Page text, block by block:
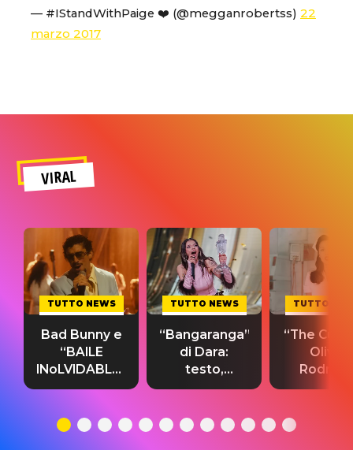
— #IStandWithPaige ❤️ (@megganrobertss) 22
marzo 2017
VIRAL
TUTTO NEWS
Bad Bunny e
“BAILE
INoLVIDABLE”:
testo,
significato
TUTTO NEWS
“Bangaranga”
di Dara:
testo,
traduzione e
del singolo
TUTTO
“The
Olivia
testo,